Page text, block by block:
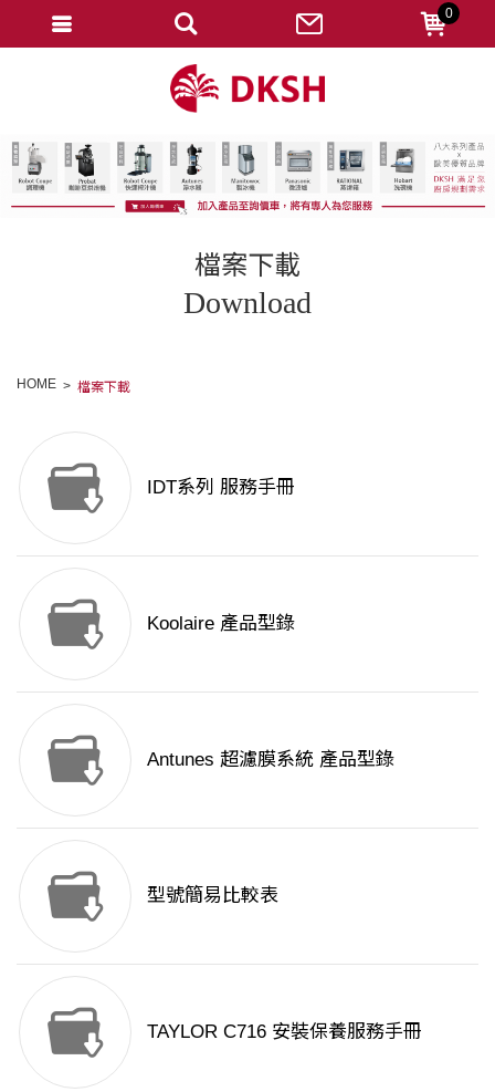
檔案下載
Download
HOME 檔案下載
IDT系列 服務手冊
Koolaire 產品型錄
Antunes 超濾膜系統 產品型錄
型號簡易比較表
TAYLOR C716 安裝保養服務手冊
0
忘記密碼
變更密碼